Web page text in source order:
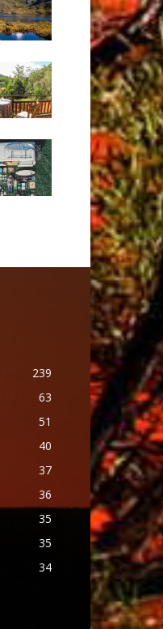
239
63
51
40
37
36
35
35
34